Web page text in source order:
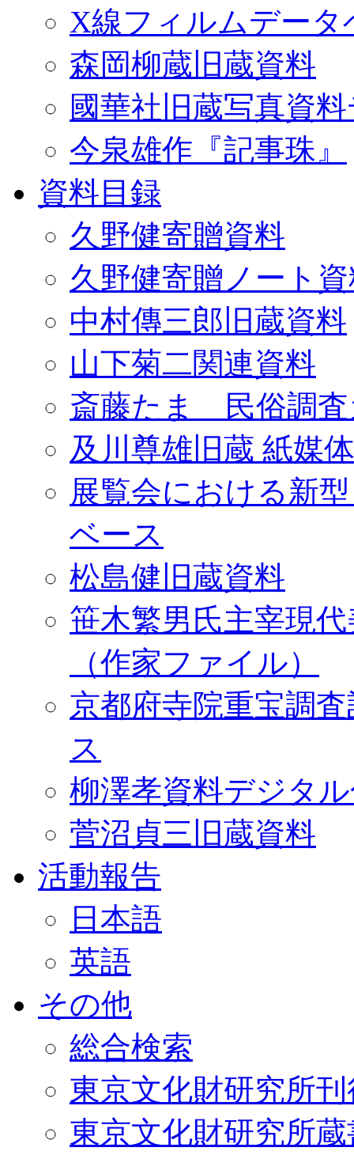
X線フィルムデータ
森岡柳蔵旧蔵資料
國華社旧蔵写真資
今泉雄作『記事珠』
資料目録
久野健寄贈資料
久野健寄贈ノート
中村傳三郎旧蔵資料
山下菊二関連資料
斎藤たま 民俗調査
及川尊雄旧蔵 紙媒
展覧会における新
ベース
松島健旧蔵資料
笹木繁男氏主宰現
（作家ファイル）
京都府寺院重宝調
ス
柳澤孝資料デジタ
菅沼貞三旧蔵資料
活動報告
日本語
英語
その他
総合検索
東京文化財研究所
東京文化財研究所